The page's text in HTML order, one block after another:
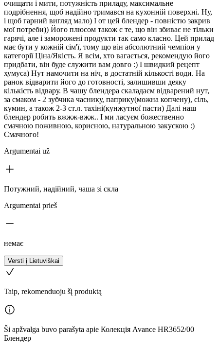
очищати і мити, потужність приладу, максимальне
подрібнення, щоб надійно тримався на кухонній поверхні. Ну,
і щоб гарний вигляд мало) І от цей блендер - повністю закрив
мої потреби)) Його плюсом також є те, що він збиває не тільки
гарячі, але і заморожені продукти так само класно. Цей прилад
має бути у кожній сім'ї, тому що він абсолютний чемпіон у
категорії Ціна/Якість. Я всім, хто вагається, рекомендую його
придбати, він буде служити вам довго :) І швидкий рецепт
хумуса) Нут намочити на ніч, в достатній кількості води. На
ранок відварити його до готовності, залишивши деяку
кількість відвару. В чашу блендера скаладаєм відварений нут,
за смаком - 2 зубчика часнику, паприку(можна копчену), сіль,
кумин, а також 2-3 ст.л. тахіні(кунжутної пасти) Далі наш
блендер робить вжжж-вжж.. І ми ласуєм божественно
смачною поживною, корисною, натуральною закускою :)
Смачного!
Argumentai už
Потужний, надійний, чаша зі скла
Argumentai prieš
немає
Versti į Lietuviškai
Taip, rekomenduoju šį produktą
Ši apžvalga buvo parašyta apie Колекція Avance HR3652/00
Блендер